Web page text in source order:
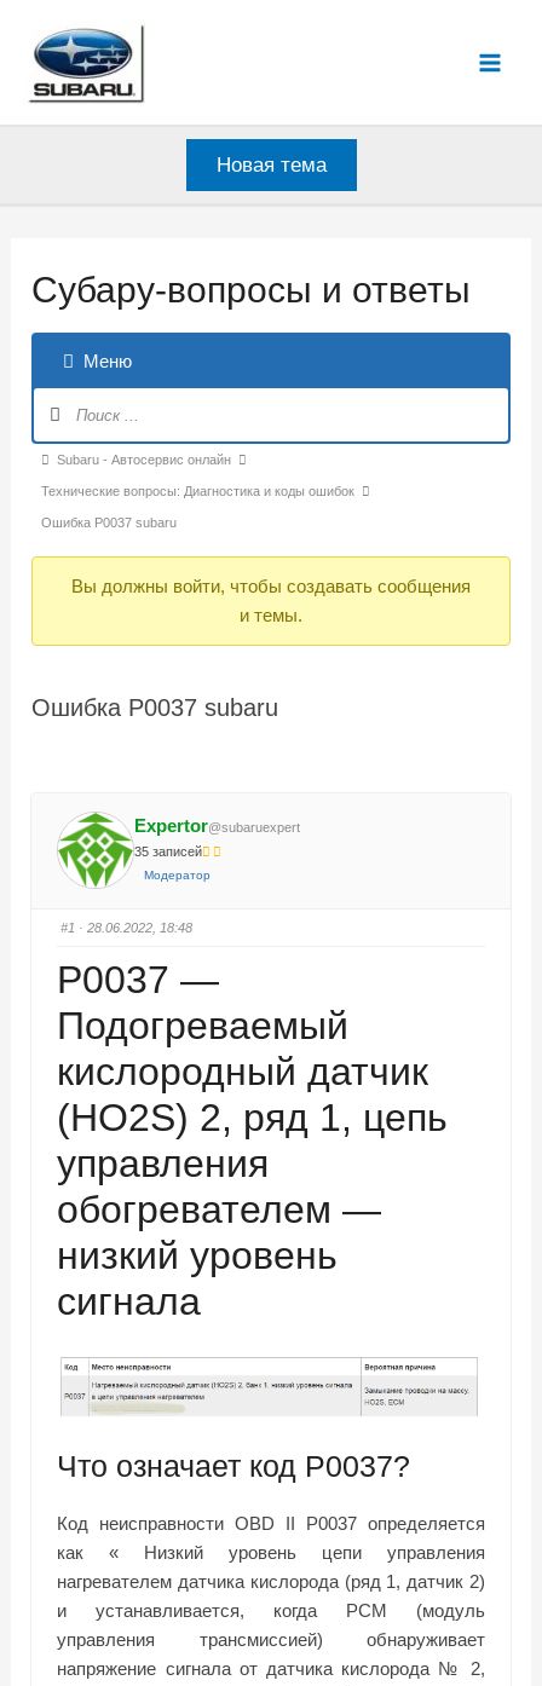
содержимому
Новая тема
Субару-вопросы и ответы
Меню
Форум
breadcrumbs
-
здесь:
Subaru - Автосервис онлайн
Технические вопросы: Диагностика и коды ошибок
Ошибка P0037 subaru
Вы должны войти, чтобы создавать сообщения
и темы.
Ошибка P0037 subaru
Expertor@subaruexpert
35 записей
Модератор
#1 · 28.06.2022, 18:48
P0037 —
Подогреваемый
кислородный датчик
(HO2S) 2, ряд 1, цепь
управления
обогревателем —
низкий уровень
сигнала
Что означает код P0037?
Код неисправности OBD II P0037 определяется
как «
Низкий уровень цепи управления
нагревателем датчика кислорода (ряд 1, датчик 2)
и устанавливается, когда PCM (модуль
управления трансмиссией) обнаруживает
напряжение сигнала от датчика кислорода № 2,